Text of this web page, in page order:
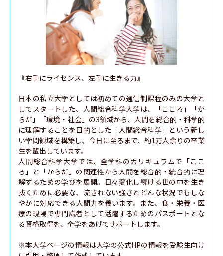
『右手にライセンス、左手に生きる力』
日本の私立大学としては初めての通信制課程のみの大学と
してスタートした、人間総合科学大学は、「こころ」「か
らだ」「環境・社会」の3領域から、人間を総合的・科学的
に理解することを目的とした「人間総合科学」という新し
い学問領域を構築し、今日に至るまで、約1万人余りの卒業
生を輩出しています。
人間総合科学大学では、全学科のカリキュラムで「ここ
ろ」と「からだ」の関連性から人間を総合的・統合的に理
解するための学びを展開。日々変化し続ける世の中を生き
抜くために必要な、流されない強さとどんな状況でもしな
やかに対応できる人間力を養います。また、食・栄養・医
療の現場で専門識者として活躍するためのパスポートとな
る資格取得を、全学をあげてサポートします。
※本大学ページの情報は大学の公式HPの情報を受験生向け